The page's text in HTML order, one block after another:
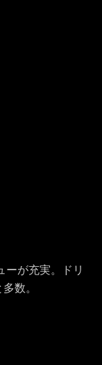
ーが充実。ドリ
数。